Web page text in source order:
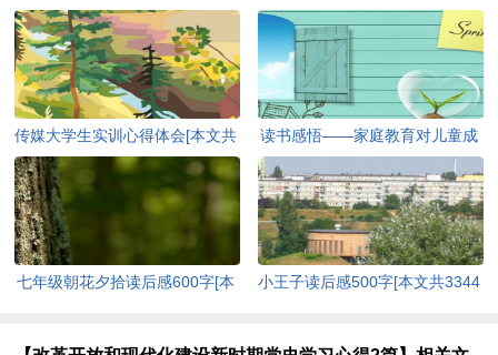
传媒大学生实训心得体会[本文共
11684字]
读书感悟——家庭教育对儿童成
长的重要性[本文共2549字]
七年级朝花夕拾读后感600字[本
小王子读后感500字[本文共3344